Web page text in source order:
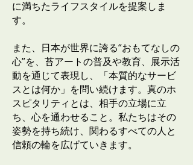
に満ちたライフスタイルを提案しま
す。
また、日本が世界に誇る“おもてなしの
心”を、苔アートの普及や教育、展示活
動を通じて表現し、「本質的なサービ
スとは何か」を問い続けます。真のホ
スピタリティとは、相手の立場に立
ち、心を通わせること。私たちはその
姿勢を持ち続け、関わるすべての人と
信頼の輪を広げていきます。